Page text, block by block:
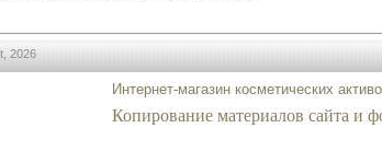
2026
Интернет-магазин косметических
Копирование материалов сайта и